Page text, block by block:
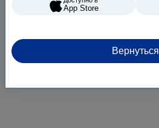
App Store
Вернуться